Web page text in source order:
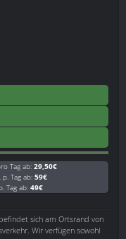
Tag ab: 29,50€
p. Tag ab: 59€
Tag ab: 49€
sich am Ortsrand von
Wir verfügen sowohl